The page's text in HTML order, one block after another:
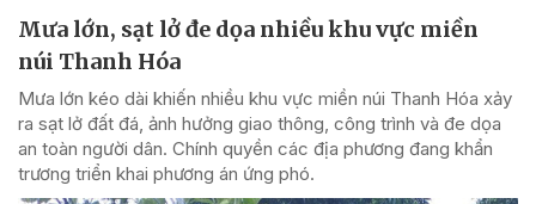
Mưa lớn, sạt lở đe dọa nhiều khu vực miền
núi Thanh Hóa
Mưa lớn kéo dài khiến nhiều khu vực miền núi Thanh Hóa xảy
ra sạt lở đất đá, ảnh hưởng giao thông, công trình và đe dọa
an toàn người dân. Chính quyền các địa phương đang khẩn
trương triển khai phương án ứng phó.